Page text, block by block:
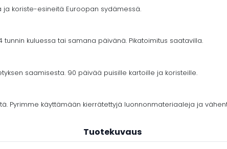
koriste-esineitä Euroopan sydämessä.
kuluessa tai samana päivänä. Pikatoimitus saatavilla.
saamisesta. 90 päivää puisille kartoille ja koristeille.
Pyrimme käyttämään kierrätettyjä luonnonmateriaaleja ja
Tuotekuvaus